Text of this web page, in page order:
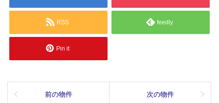
RSS feedly
Pin it
前の物件 次の物件